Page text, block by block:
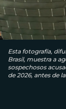
Esta fotografía,
Brasil, muestra a
sospechosos
de 2026, antes de